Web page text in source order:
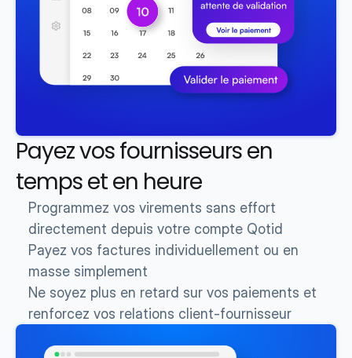
Payez vos fournisseurs en
temps et en heure
Programmez vos virements sans effort
directement depuis votre compte Qotid
Payez vos factures individuellement ou en
masse simplement
Ne soyez plus en retard sur vos paiements et
renforcez vos relations client-fournisseur